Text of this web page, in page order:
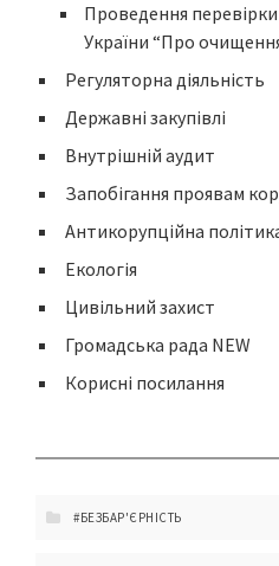
Проведення
України “Про
Регуляторна діяльність
Державні закупівлі
Внутрішній аудит
Запобігання проявам
Антикорупційна
Екологія
Цивільний захист
Громадська рада NEW
Корисні посилання
#БЕЗБАР'ЄРНІСТЬ